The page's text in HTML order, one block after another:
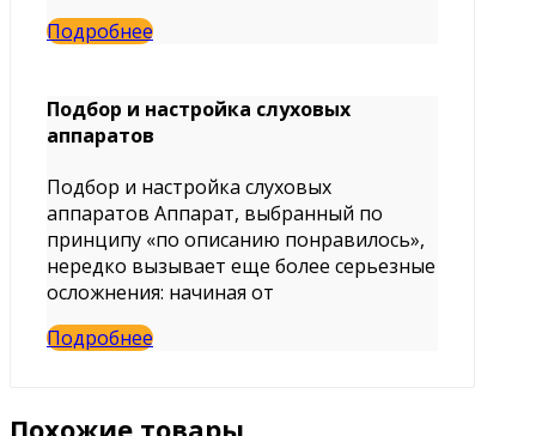
Подробнее
Подбор и настройка слуховых
аппаратов
Подбор и настройка слуховых
аппаратов Аппарат, выбранный по
принципу «по описанию понравилось»,
нередко вызывает еще более серьезные
осложнения: начиная от
Подробнее
Похожие товары